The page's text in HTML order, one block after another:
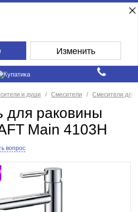
Изменить
и души Смесители Смесители для
для раковины
Main 4103H
вопрос